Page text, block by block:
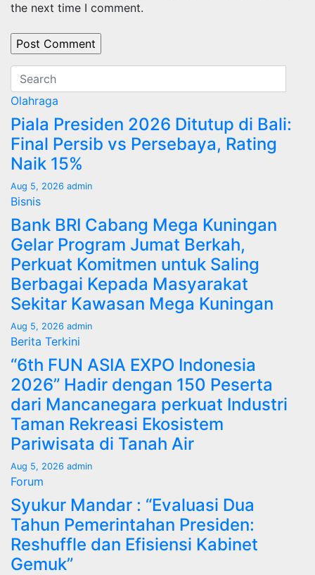
the next time I comment.
Olahraga
Piala Presiden 2026 Ditutup di Bali:
Final Persib vs Persebaya, Rating
Naik 15%
Aug 5, 2026 admin
Bisnis
Bank BRI Cabang Mega Kuningan
Gelar Program Jumat Berkah,
Perkuat Komitmen untuk Saling
Berbagai Kepada Masyarakat
Sekitar Kawasan Mega Kuningan
Aug 5, 2026 admin
Berita Terkini
“6th FUN ASIA EXPO Indonesia
2026” Hadir dengan 150 Peserta
dari Mancanegara perkuat Industri
Taman Rekreasi Ekosistem
Pariwisata di Tanah Air
Aug 5, 2026 admin
Forum
Syukur Mandar : “Evaluasi Dua
Tahun Pemerintahan Presiden:
Reshuffle dan Efisiensi Kabinet
Gemuk”